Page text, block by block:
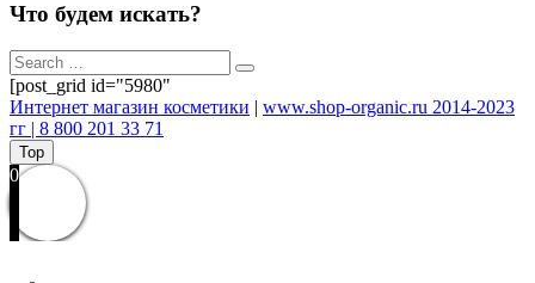
Что будем искать?
[post_grid id="5980"
Интернет магазин косметики | www.shop-organic.ru 2014-2023
гг | 8 800 201 33 71
Top
0